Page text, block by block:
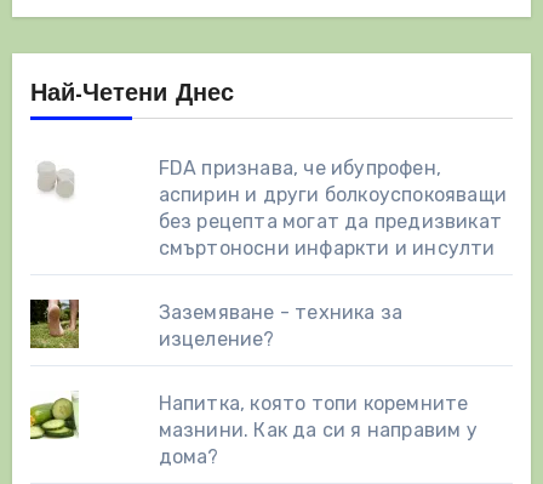
Най-Четени Днес
FDA признава, че ибупрофен,
аспирин и други болкоуспокояващи
без рецепта могат да предизвикат
смъртоносни инфаркти и инсулти
Заземяване - техника за
изцеление?
Напитка, която топи коремните
мазнини. Как да си я направим у
дома?